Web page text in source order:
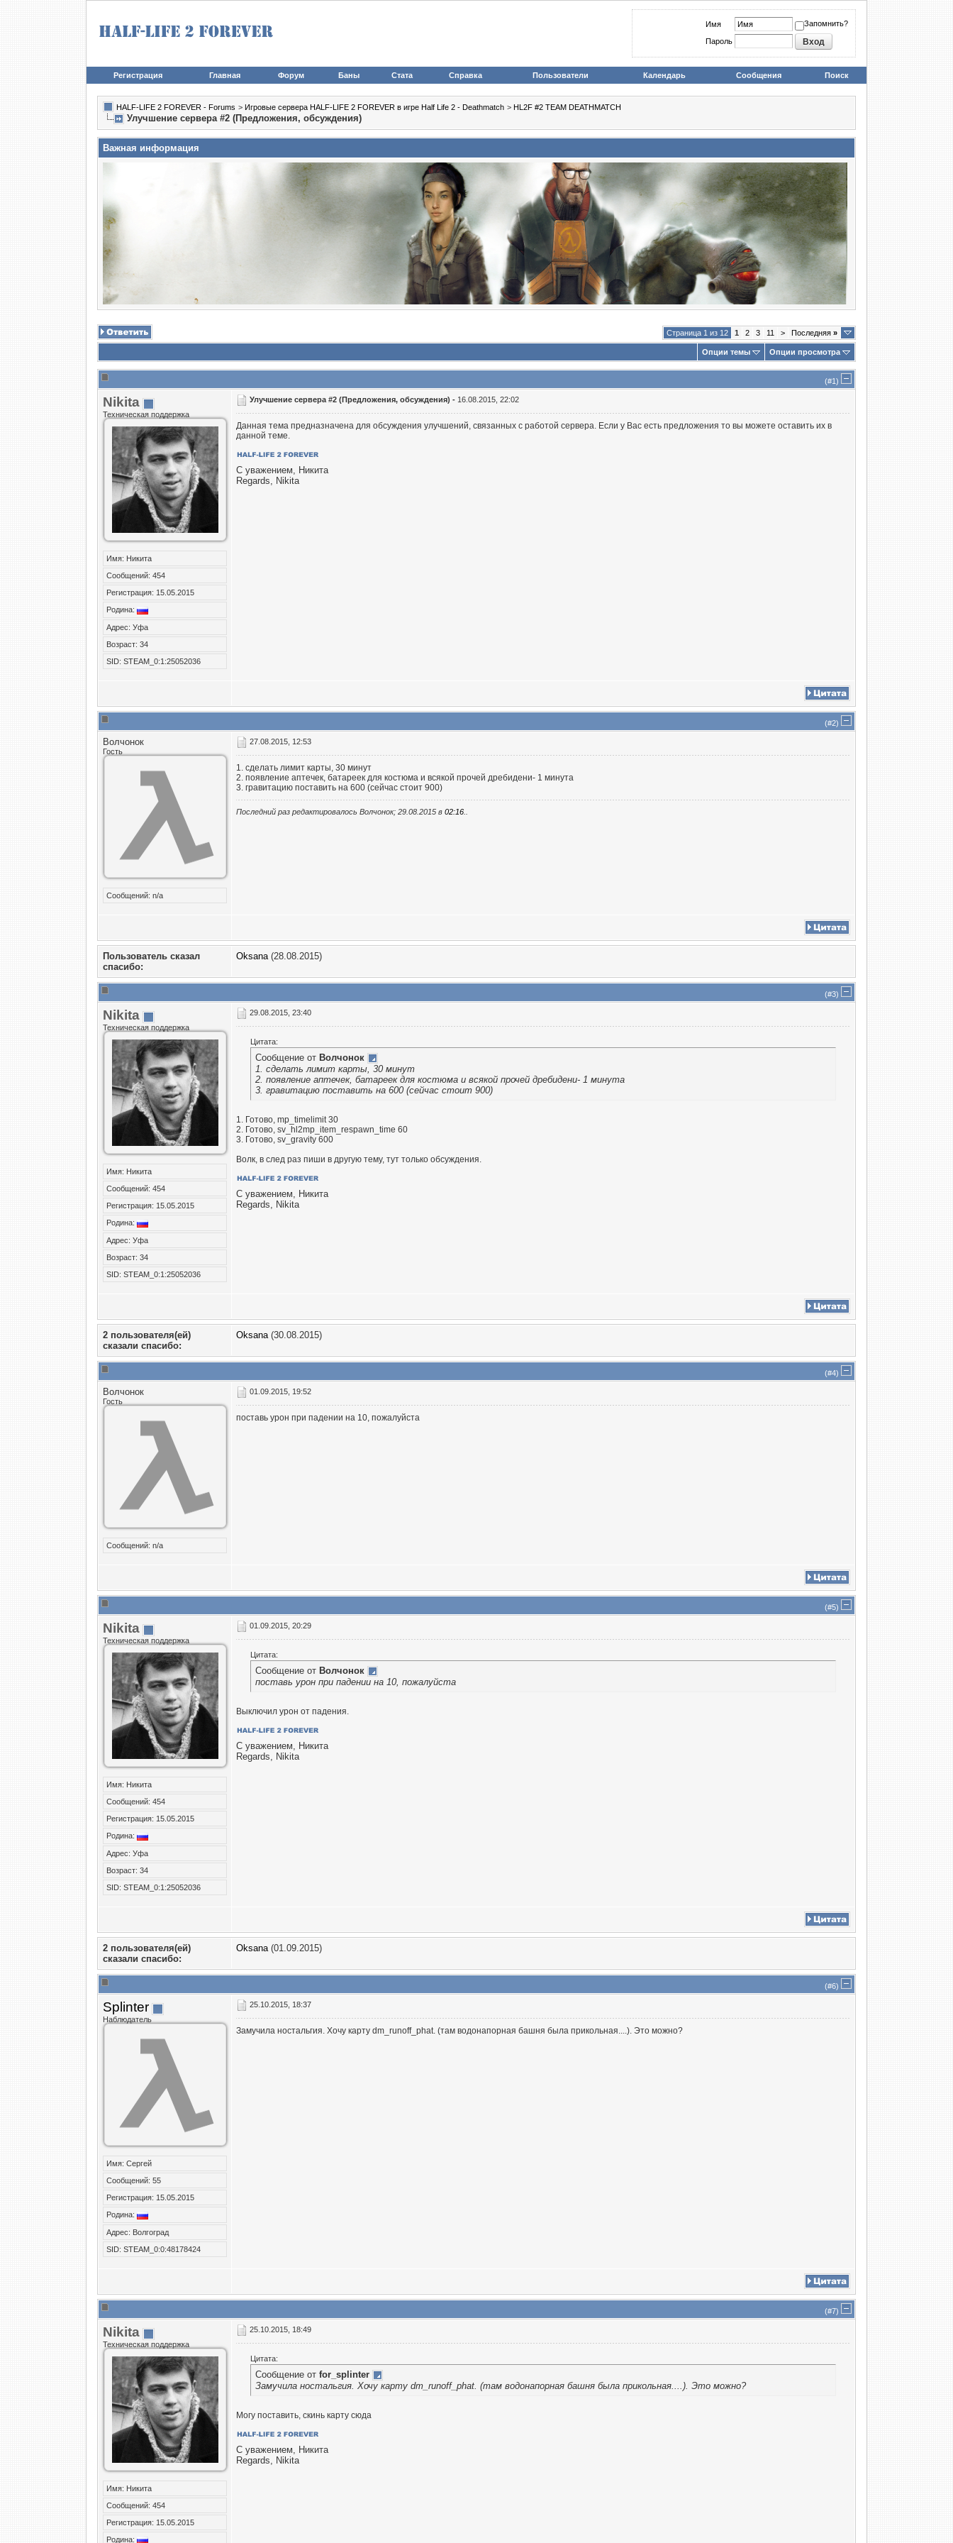
Имя Запомнить?
Пароль
Регистрация Главная Форум Баны Стата Справка Пользователи Календарь Сообщения Поиск
HALF-LIFE 2 FOREVER - Forums > Игровые сервера HALF-LIFE 2 FOREVER в игре Half Life 2 - Deathmatch > HL2F #2 TEAM DEATHMATCH
Улучшение сервера #2 (Предложения, обсуждения)
Важная информация
Страница 1 из 12 1 2 3 11 > Последняя »
Опции темы Опции просмотра
(#1)
Nikita
Техническая поддержка
Имя: Никита
Сообщений: 454
Регистрация: 15.05.2015
Родина:
Адрес: Уфа
Возраст: 34
SID: STEAM_0:1:25052036
Улучшение сервера #2 (Предложения, обсуждения) - 16.08.2015, 22:02
Данная тема предназначена для обсуждения улучшений, связанных с работой сервера. Если у Вас есть предложения то вы можете оставить их в
данной теме.
С уважением, Никита
Regards, Nikita
(#2)
Волчонок
Гость
Сообщений: n/a
27.08.2015, 12:53
1. сделать лимит карты, 30 минут
2. появление аптечек, батареек для костюма и всякой прочей дребидени- 1 минута
3. гравитацию поставить на 600 (сейчас стоит 900)
Последний раз редактировалось Волчонок; 29.08.2015 в 02:16
Пользователь сказал
cпасибо:
Oksana(28.08.2015)
(#3)
Nikita
Техническая поддержка
Имя: Никита
Сообщений: 454
Регистрация: 15.05.2015
Родина:
Адрес: Уфа
Возраст: 34
SID: STEAM_0:1:25052036
29.08.2015, 23:40
Цитата:
Сообщение от Волчонок
1. сделать лимит карты, 30 минут
2. появление аптечек, батареек для костюма и всякой прочей дребидени- 1 минута
3. гравитацию поставить на 600 (сейчас стоит 900)
1. Готово, mp_timelimit 30
2. Готово, sv_hl2mp_item_respawn_time 60
3. Готово, sv_gravity 600
Волк, в след раз пиши в другую тему, тут только обсуждения.
С уважением, Никита
Regards, Nikita
2 пользователя(ей)
сказали cпасибо:
Oksana(30.08.2015)
(#4)
Волчонок
Гость
Сообщений: n/a
01.09.2015, 19:52
поставь урон при падении на 10, пожалуйста
(#5)
Nikita
Техническая поддержка
Имя: Никита
Сообщений: 454
Регистрация: 15.05.2015
Родина:
Адрес: Уфа
Возраст: 34
SID: STEAM_0:1:25052036
01.09.2015, 20:29
Цитата:
Сообщение от Волчонок
поставь урон при падении на 10, пожалуйста
Выключил урон от падения.
С уважением, Никита
Regards, Nikita
2 пользователя(ей)
сказали cпасибо:
Oksana(01.09.2015)
(#6)
Splinter
Наблюдатель
Имя: Сергей
Сообщений: 55
Регистрация: 15.05.2015
Родина:
Адрес: Волгоград
SID: STEAM_0:0:48178424
25.10.2015, 18:37
Замучила ностальгия. Хочу карту dm_runoff_phat. (там водонапорная башня была прикольная....). Это можно?
(#7)
Nikita
Техническая поддержка
Имя: Никита
Сообщений: 454
Регистрация: 15.05.2015
Родина:
25.10.2015, 18:49
Цитата:
Сообщение от for_splinter
Замучила ностальгия. Хочу карту dm_runoff_phat. (там водонапорная башня была прикольная....). Это можно?
Могу поставить, скинь карту сюда
С уважением, Никита
Regards, Nikita